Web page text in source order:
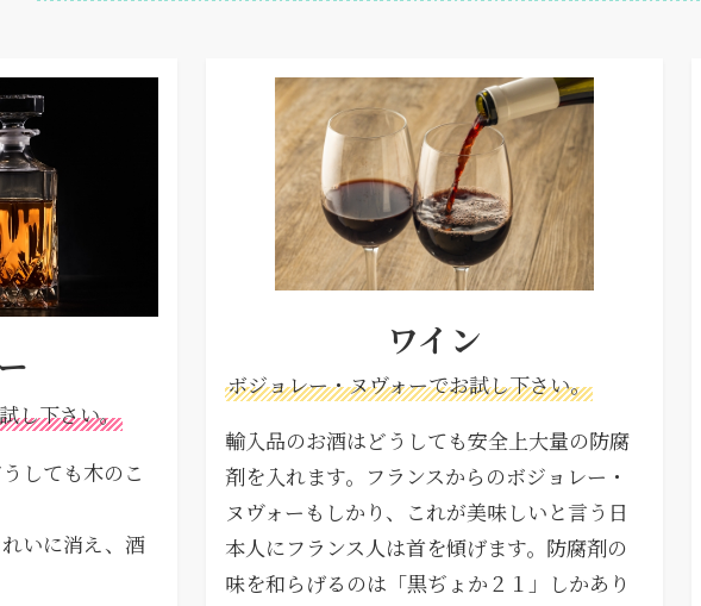
し下さい。
しても木のこ
いに消え、酒
ワイン
ボジョレー・ヌヴォーでお試し下さい。
輸入品のお酒はどうしても安全上大量の防腐
剤を入れます。フランスからのボジョレー・
ヌヴォーもしかり、これが美味しいと言う日
本人にフランス人は首を傾げます。防腐剤の
味を和らげるのは「黒ぢょか２１」しかあり